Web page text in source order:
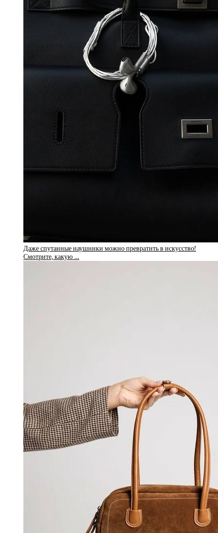
Даже спутанные наушники можно превратить в искусство!
Смотрите, какую …